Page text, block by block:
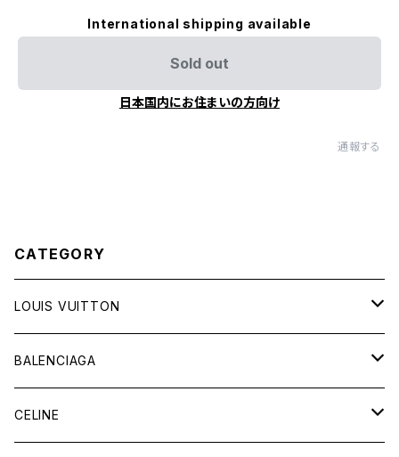
International shipping available
Sold out
日本国内にお住まいの方向け
通報する
CATEGORY
LOUIS VUITTON
バッグ
財布&小物
BALENCIAGA
バッグ
CELINE